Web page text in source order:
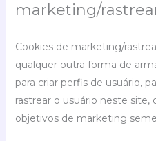
marketing/
Cookies de marketing/
qualquer outra forma de
para criar perfis de usuário,
rastrear o usuário neste site,
objetivos de marketing